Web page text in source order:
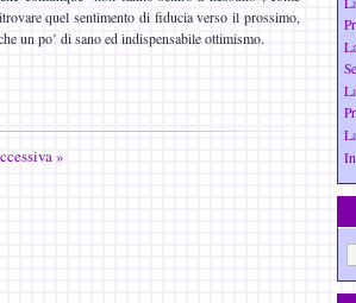
quel sentimento di fiducia verso il prossimo,
un po’ di sano ed indispensabile ottimismo.
»